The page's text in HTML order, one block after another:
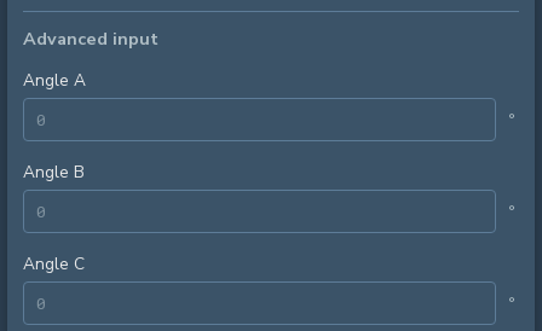
Advanced input
Angle A
°
Angle B
°
Angle C
°